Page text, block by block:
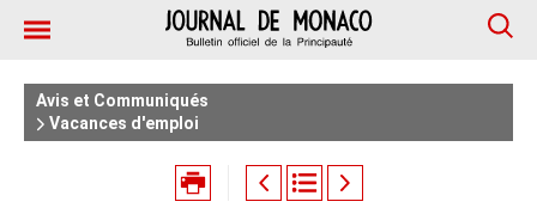
Avis et Communiqués
Vacances d'emploi